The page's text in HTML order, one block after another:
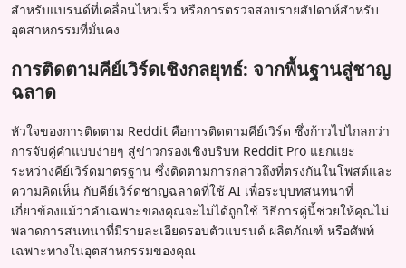
สำหรับแบรนด์ที่เคลื่อนไหวเร็ว หรือการตรวจสอบรายสัปดาห์สำหรับ
อุตสาหกรรมที่มั่นคง
การติดตามคีย์เวิร์ดเชิงกลยุทธ์: จากพื้นฐานสู่ชาญ
ฉลาด
หัวใจของการติดตาม Reddit คือการติดตามคีย์เวิร์ด ซึ่งก้าวไปไกลกว่า
การจับคู่คำแบบง่ายๆ สู่ข่าวกรองเชิงบริบท Reddit Pro แยกแยะ
ระหว่างคีย์เวิร์ดมาตรฐาน ซึ่งติดตามการกล่าวถึงที่ตรงกันในโพสต์และ
ความคิดเห็น กับคีย์เวิร์ดชาญฉลาดที่ใช้ AI เพื่อระบุบทสนทนาที่
เกี่ยวข้องแม้ว่าคำเฉพาะของคุณจะไม่ได้ถูกใช้ วิธีการคู่นี้ช่วยให้คุณไม่
พลาดการสนทนาที่มีรายละเอียดรอบตัวแบรนด์ ผลิตภัณฑ์ หรือศัพท์
เฉพาะทางในอุตสาหกรรมของคุณ